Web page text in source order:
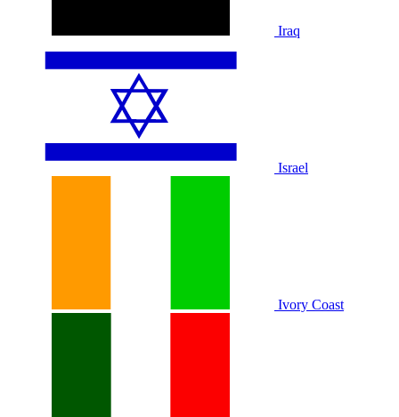
Iraq
Israel
Ivory Coast